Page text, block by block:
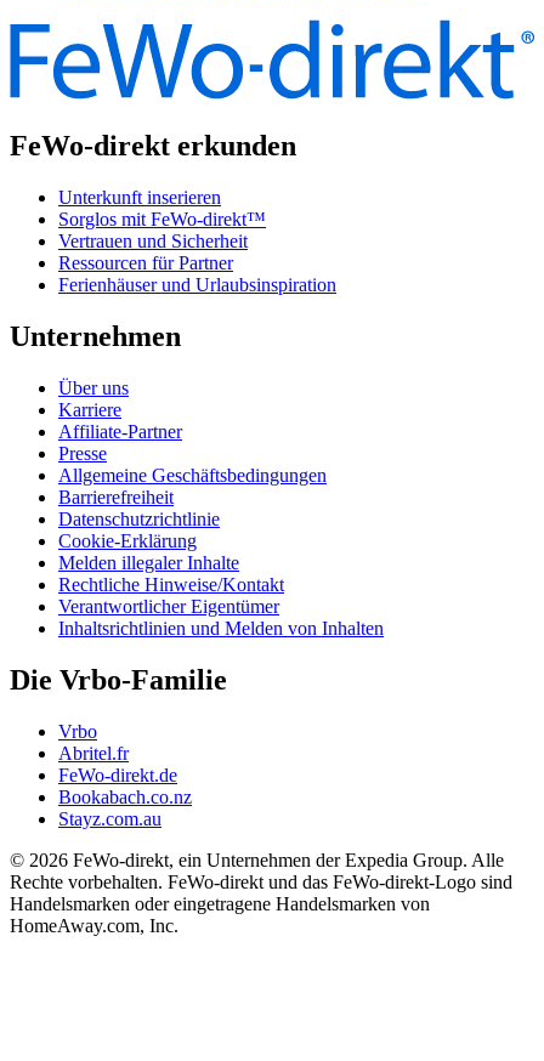
FeWo-direkt erkunden
Unterkunft inserieren
Sorglos mit FeWo-direkt™
Vertrauen und Sicherheit
Ressourcen für Partner
Ferienhäuser und Urlaubsinspiration
Unternehmen
Über uns
Karriere
Affiliate-Partner
Presse
Allgemeine Geschäftsbedingungen
Barrierefreiheit
Datenschutzrichtlinie
Cookie-Erklärung
Melden illegaler Inhalte
Rechtliche Hinweise/Kontakt
Verantwortlicher Eigentümer
Inhaltsrichtlinien und Melden von Inhalten
Die Vrbo-Familie
Vrbo
Abritel.fr
FeWo-direkt.de
Bookabach.co.nz
Stayz.com.au
© 2026 FeWo-direkt, ein Unternehmen der Expedia Group. Alle
Rechte vorbehalten. FeWo-direkt und das FeWo-direkt-Logo sind
Handelsmarken oder eingetragene Handelsmarken von
HomeAway.com, Inc.